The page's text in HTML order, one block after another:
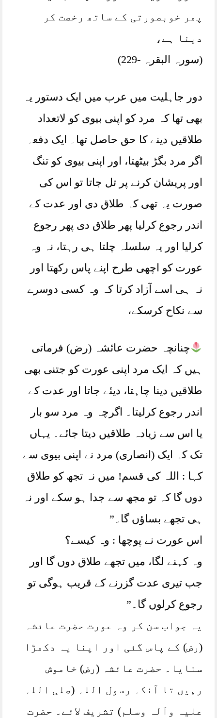
پھر خوبصورتی کے ساتھ رخصت کر
دینا ہے،
(سورہ البقرہ -229)
دور جاہلیت میں عرب میں ایک دستور یہ
بھی تھا کہ مرد کو اپنی بیوی کو لاتعداد
طلاقیں دینے کا حق حاصل تھا۔ ایک دفعہ
اگر مرد بگڑ بیٹھتا، اور اپنی بیوی کو تنگ
اور پریشان کرنے پر تل جاتا تو اس کی
صورت یہ تھی کہ طلاق دی اور عدت کے
اندر رجوع کرلیا پھر طلاق دی پھر رجوع
کرلیا اور یہ سلسلہ چلتا ہی رہتا، نہ وہ
عورت کو اچھی طرح اپنے پاس رکھتا اور
نہ ہی اسے آزاد کرتا کہ وہ کسی دوسرے
سے نکاح کرسکے،
چنانچہ حضرت عائشہ (رض) فرماتی
ہیں کہ ایک مرد اپنی عورت کو جتنی بھی
طلاقیں دینا چاہتا، دیئے جاتا اور عدت کے
اندر رجوع کرلیتا۔ اگرچہ وہ مرد سو بار
یا اس سے زیادہ طلاقیں دیتا جائے۔ یہاں
تک کہ ایک (انصاری) مرد نے اپنی بیوی سے
کہا : اللہ کی قسم! میں نہ تجھ کو طلاق
دوں گا کہ تو مجھ سے جدا ہو سکے اور نہ
ہی تجھے بساؤں گا۔”
اس عورت نے پوچھا : وہ کیسے؟
وہ کہنے لگا، میں تجھے طلاق دوں گا اور
جب تیری عدت گزرنے کے قریب ہوگی تو
رجوع کرلوں گا۔”
یہ جواب سن کر وہ عورت حضرت عائشہ
(رض) کے پاس گئی اور اپنا یہ دکھڑا
سنایا۔ حضرت عائشہ (رض) خاموش
رہیں تا آنکہ رسول اللہ (صلی اللہ
علیہ وآلہ وسلم) تشریف لائے۔ حضرت